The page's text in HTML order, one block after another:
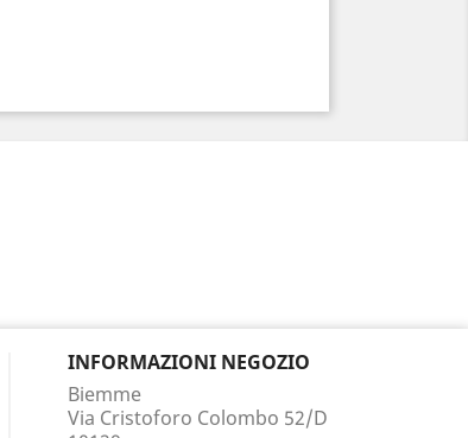
INFORMAZIONI NEGOZIO
Biemme
Via Cristoforo Colombo 52/D